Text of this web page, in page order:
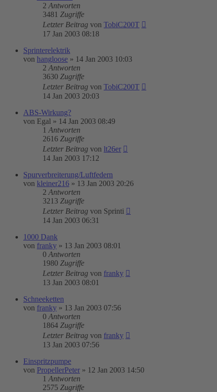
2 Antworten
3481 Zugriffe
Letzter Beitrag von TobiC200T
17 Jan 2003 08:18
Sprinterelektrik
von hangloose » 14 Jan 2003 10:03
2 Antworten
3630 Zugriffe
Letzter Beitrag von TobiC200T
14 Jan 2003 20:03
ABS-Wirkung?
von Egal » 14 Jan 2003 08:49
1 Antworten
2616 Zugriffe
Letzter Beitrag von lt26er
14 Jan 2003 17:12
Spurverbreiterung/Luftfedern
von kleiner216 » 13 Jan 2003 20:26
2 Antworten
3213 Zugriffe
Letzter Beitrag von Sprinti
14 Jan 2003 06:31
1000 Dank
von franky » 13 Jan 2003 08:01
0 Antworten
1980 Zugriffe
Letzter Beitrag von franky
13 Jan 2003 08:01
Schneeketten
von franky » 13 Jan 2003 07:56
0 Antworten
1864 Zugriffe
Letzter Beitrag von franky
13 Jan 2003 07:56
Einspritzpumpe
von PropellerPeter » 12 Jan 2003 14:50
1 Antworten
2575 Zugriffe